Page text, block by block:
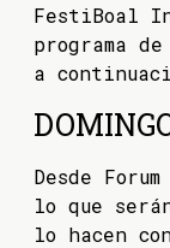
FestiBoal
programa
a
Desde
lo que
lo hacen